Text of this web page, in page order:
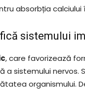
absorbția calciului
sistemului
, care favorizează
a sistemului
organismului.